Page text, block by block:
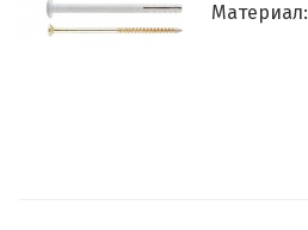
Материал: